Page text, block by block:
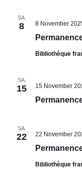
SA.
8 8 November
Bibliothèque
SA.
15 15 November
SA.
22 22 November
Bibliothèque